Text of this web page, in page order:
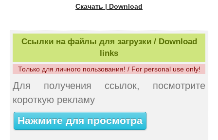
Скачать | Download
Ссылки на файлы для загрузки / Download
links
Только для личного пользования! / For personal use only!
Для получения ссылок, посмотрите
короткую рекламу
Нажмите для просмотра